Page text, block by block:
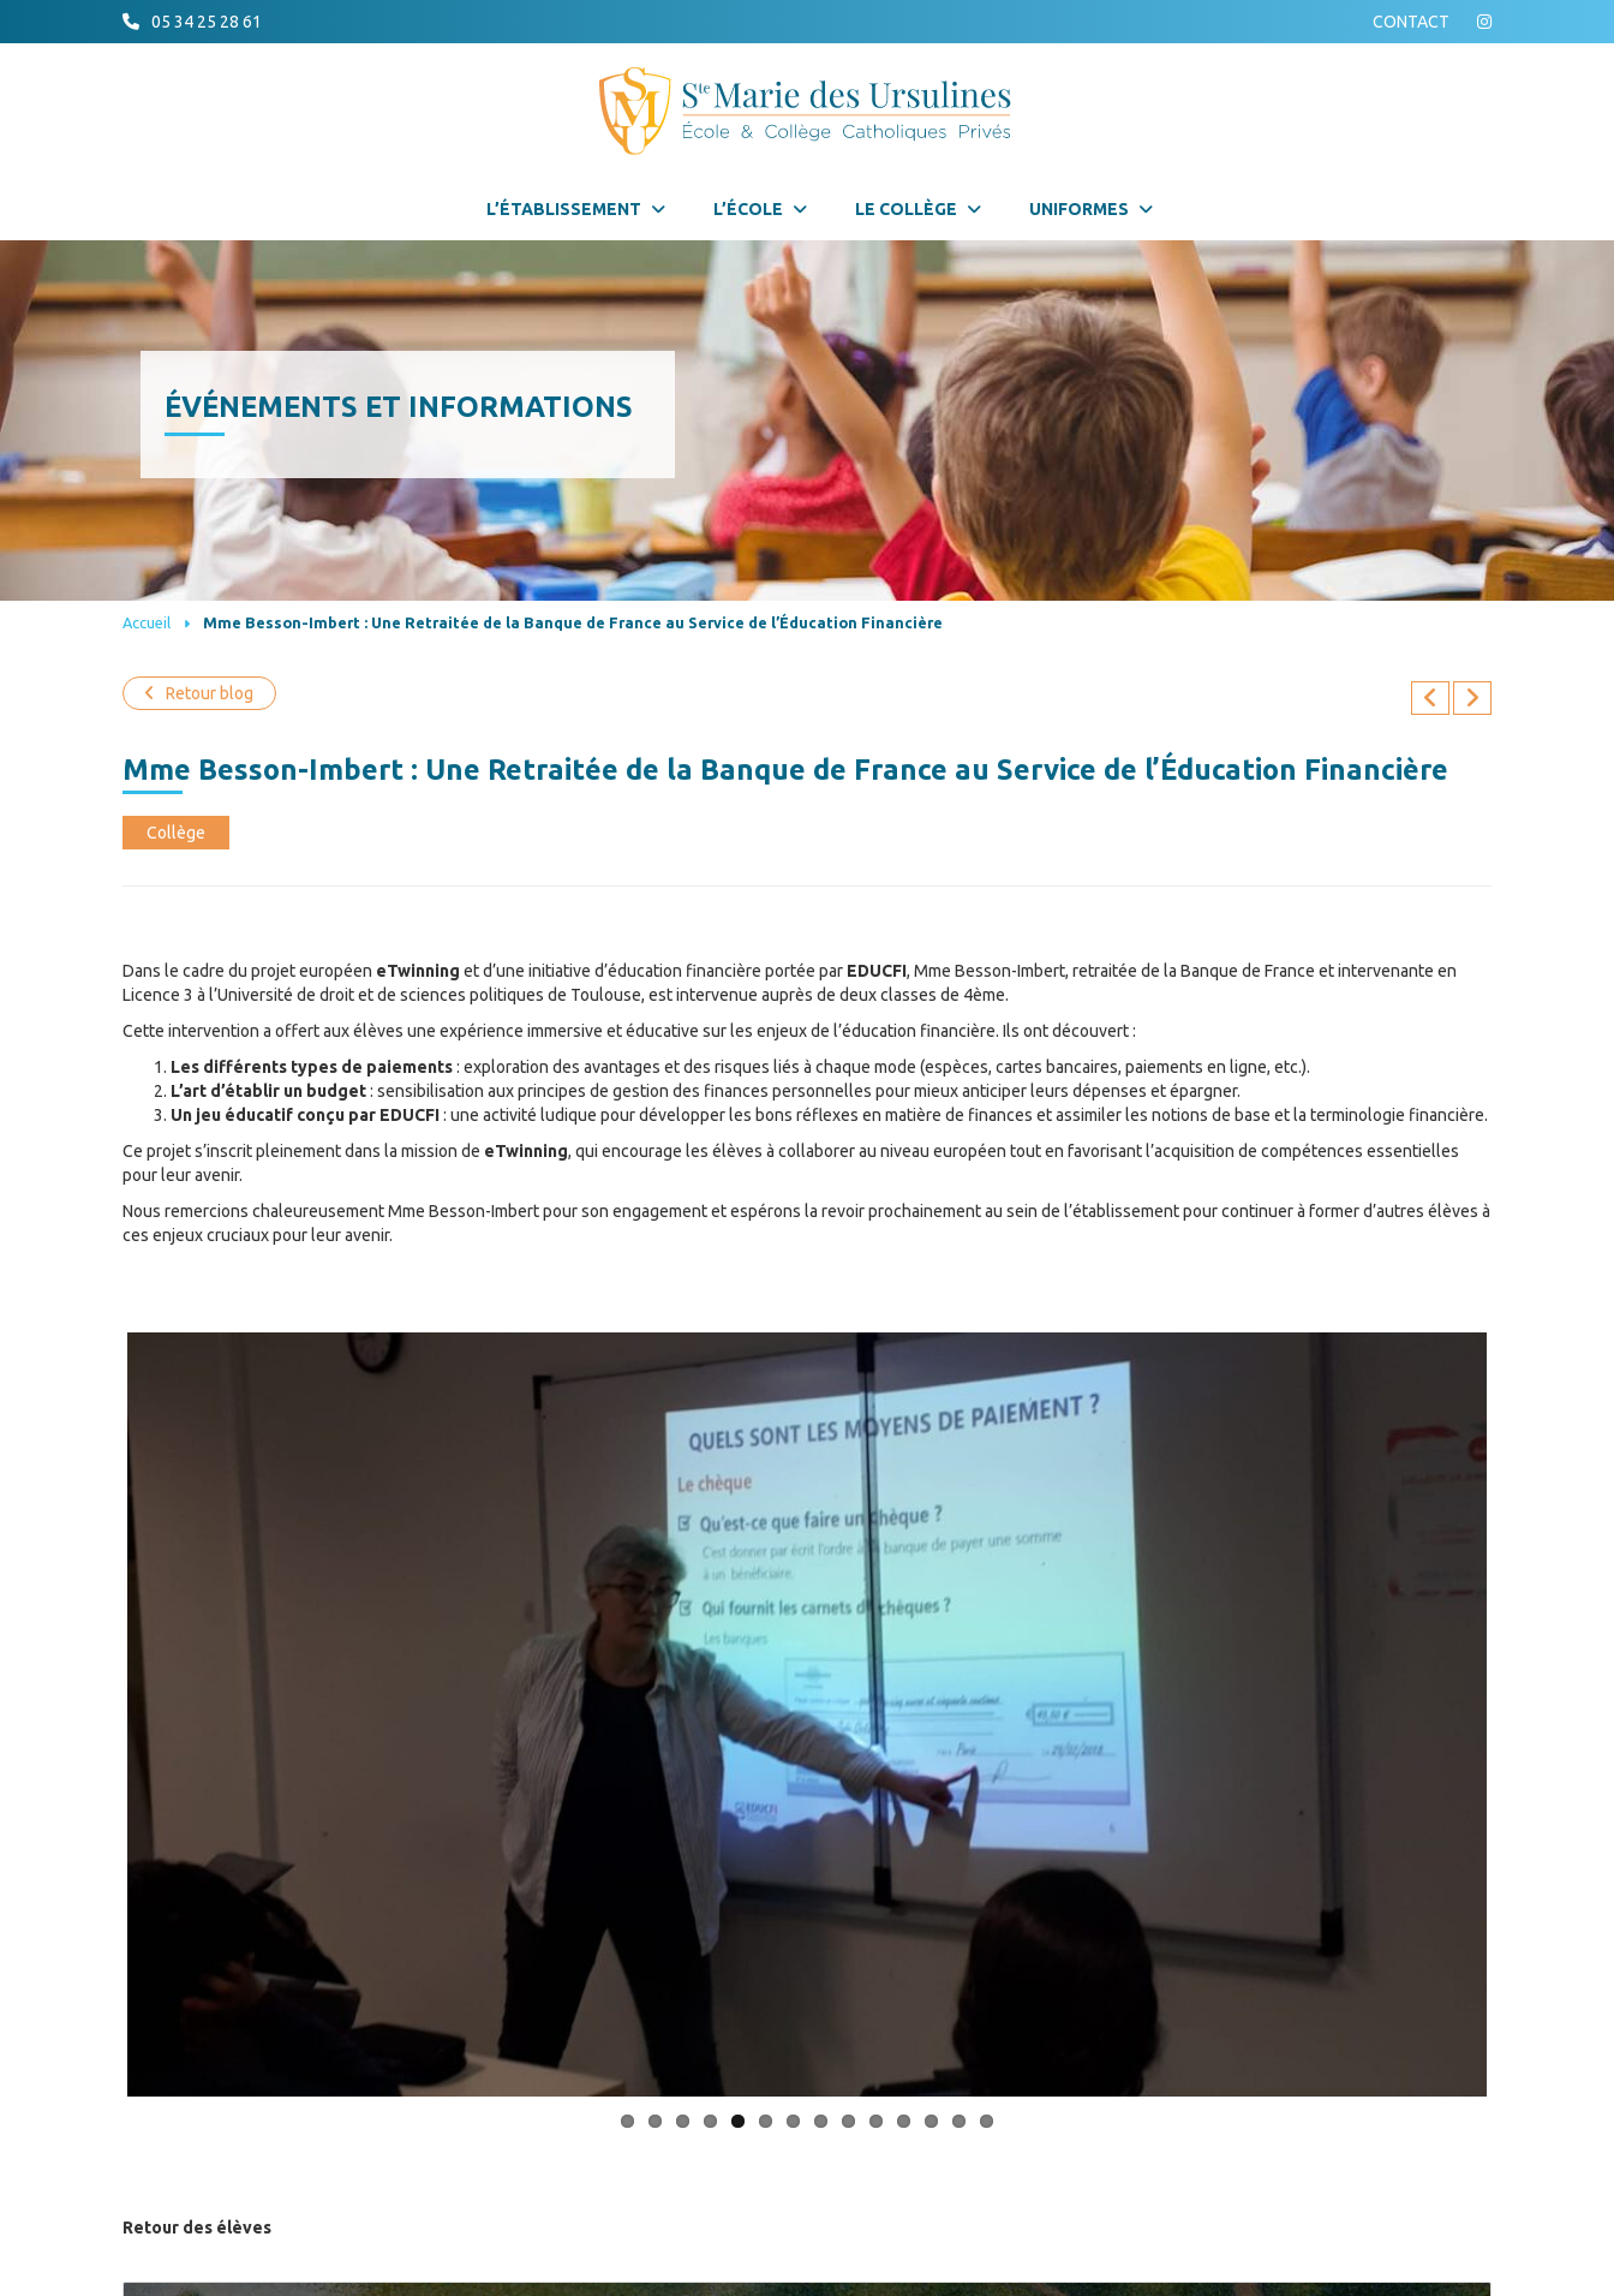
05 34 25 28 61 CONTACT
L’ÉTABLISSEMENT L’ÉCOLE LE COLLÈGE UNIFORMES
ÉVÉNEMENTS ET INFORMATIONS
Accueil Mme Besson-Imbert : Une Retraitée de la Banque de France au Service de l’Éducation Financière
Retour blog
Mme Besson-Imbert : Une Retraitée de la Banque de France au Service de l’Éducation Financière
Collège
Dans le cadre du projet européen eTwinning et d’une initiative d’éducation financière portée par EDUCFI, Mme Besson-Imbert, retraitée de la Banque de France et intervenante en
Licence 3 à l’Université de droit et de sciences politiques de Toulouse, est intervenue auprès de deux classes de 4ème.
Cette intervention a offert aux élèves une expérience immersive et éducative sur les enjeux de l’éducation financière. Ils ont découvert :
Les différents types de paiements: exploration des avantages et des risques liés à chaque mode (espèces, cartes bancaires, paiements en ligne, etc.).
L’art d’établir un budget: sensibilisation aux principes de gestion des finances personnelles pour mieux anticiper leurs dépenses et épargner.
Un jeu éducatif conçu par EDUCFI: une activité ludique pour développer les bons réflexes en matière de finances et assimiler les notions de base et la terminologie financière.
Ce projet s’inscrit pleinement dans la mission de eTwinning, qui encourage les élèves à collaborer au niveau européen tout en favorisant l’acquisition de compétences essentielles
pour leur avenir.
Nous remercions chaleureusement Mme Besson-Imbert pour son engagement et espérons la revoir prochainement au sein de l’établissement pour continuer à former d’autres élèves à
ces enjeux cruciaux pour leur avenir.
Retour des élèves